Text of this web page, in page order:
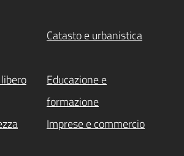
Catasto e urbanistica
Educazione e
formazione
Imprese e commercio